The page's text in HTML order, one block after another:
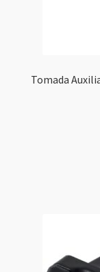
Tomada